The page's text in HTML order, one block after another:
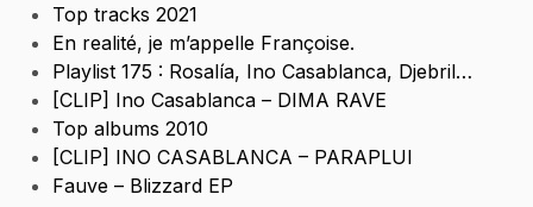
Top tracks 2021
En realité, je m’appelle Françoise.
Playlist 175 : Rosalía, Ino Casablanca, Djebril…
[CLIP] Ino Casablanca – DIMA RAVE
Top albums 2010
[CLIP] INO CASABLANCA – PARAPLUI
Fauve – Blizzard EP